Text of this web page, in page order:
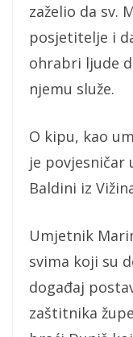
zaželio da sv.
posjetitelje i
ohrabri ljude
njemu služe.
O kipu, kao
je
Baldini iz
Umjetnik
svima koji su
događaj
zaštitnika